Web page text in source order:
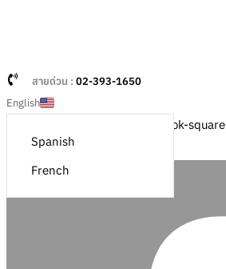
สายด่วน : 02-393-1650
English
Spanish
French
Facebook-square